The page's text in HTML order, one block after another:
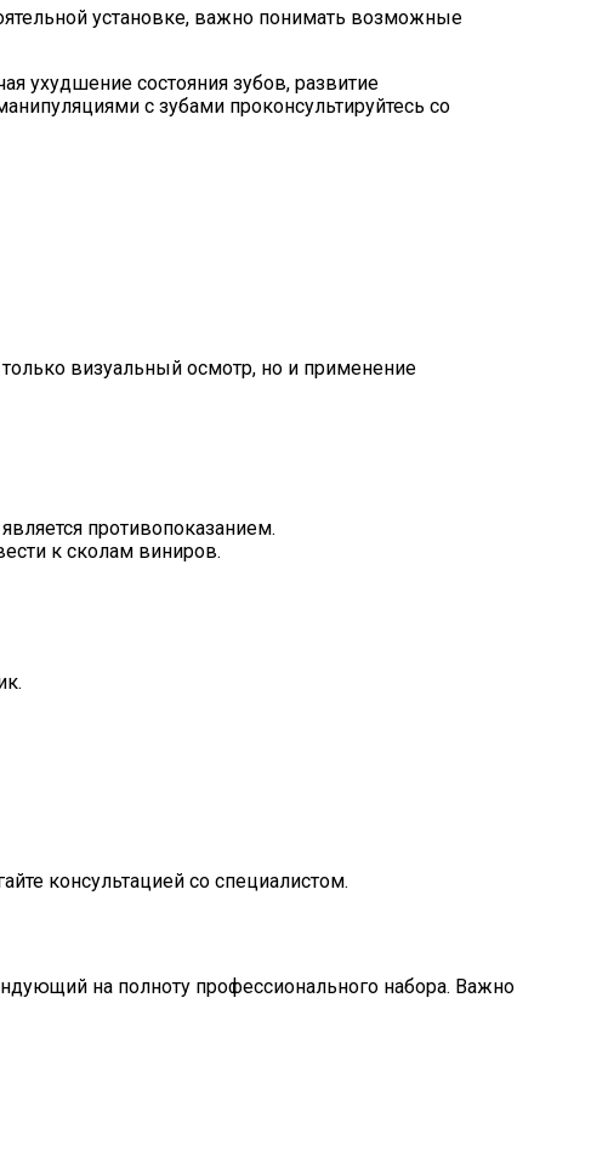
установке, важно понимать возможные
ухудшение состояния зубов, развитие
с зубами проконсультируйтесь со
визуальный осмотр, но и применение
противопоказанием.
к сколам виниров.
консультацией со специалистом.
на полноту профессионального набора. Важно